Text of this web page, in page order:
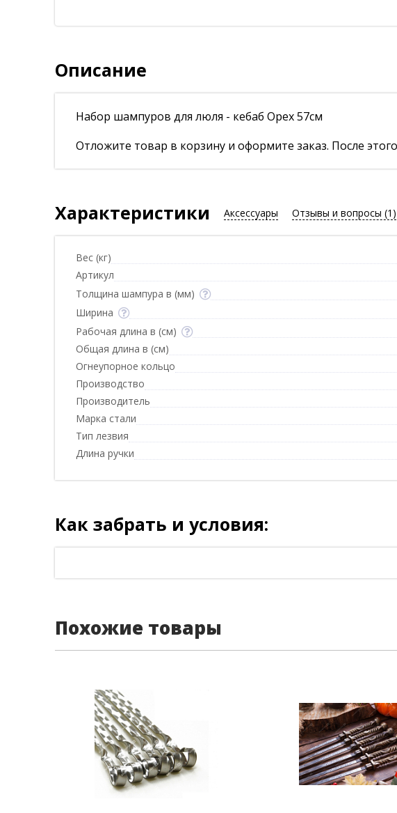
Описание
Набор шампуров для люля - кебаб Орех 57см
Отложите товар в корзину и оформите заказ. После
Характеристики Аксессуары Отзывы и вопросы (1)
Вес (кг)
Артикул
Толщина шампура в (мм)
Ширина
Рабочая длина в (см)
Общая длина в (см)
Огнеупорное кольцо
Производство
Производитель
Марка стали
Тип лезвия
Длина ручки
Как забрать и условия:
Похожие товары